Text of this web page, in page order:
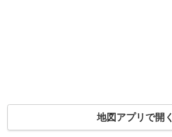
地図アプリで開く